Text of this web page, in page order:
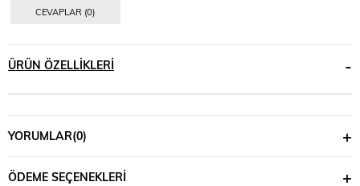
CEVAPLAR (0)
ÜRÜN ÖZELLIKLERI
YORUMLAR(0)
ÖDEME SEÇENEKLERI